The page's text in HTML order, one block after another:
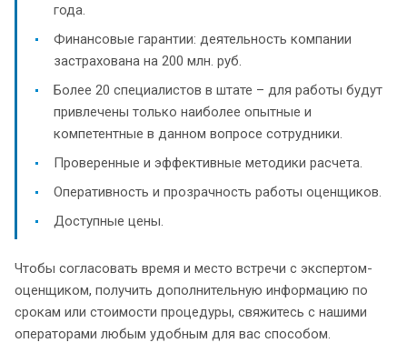
года.
Финансовые гарантии: деятельность компании
застрахована на 200 млн. руб.
Более 20 специалистов в штате – для работы будут
привлечены только наиболее опытные и
компетентные в данном вопросе сотрудники.
Проверенные и эффективные методики расчета.
Оперативность и прозрачность работы оценщиков.
Доступные цены.
Чтобы согласовать время и место встречи с экспертом-
оценщиком, получить дополнительную информацию по
срокам или стоимости процедуры, свяжитесь с нашими
операторами любым удобным для вас способом.